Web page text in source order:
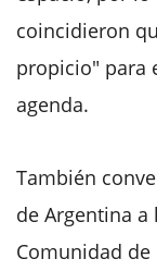
coincidieron
propicio" para
agenda.
También
de Argentina a
Comunidad